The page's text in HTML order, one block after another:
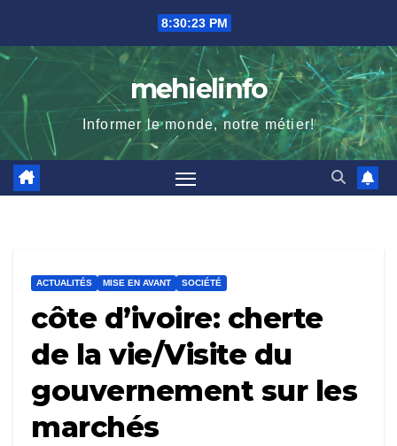
content
8:30:25 PM
mehielinfo
Informer le monde, notre métier!
ACTUALITÉS MISE EN AVANT SOCIÉTÉ
côte d’ivoire: cherte
de la vie/Visite du
gouvernement sur les
marchés